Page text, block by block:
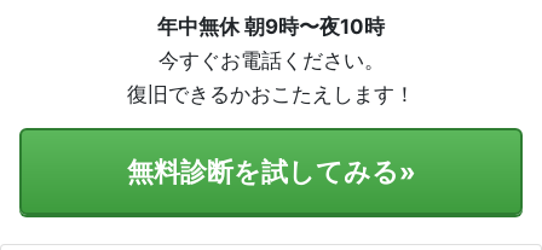
年中無休 朝9時〜夜10時
今すぐお電話ください。
復旧できるかおこたえします！
無料診断を試してみる»